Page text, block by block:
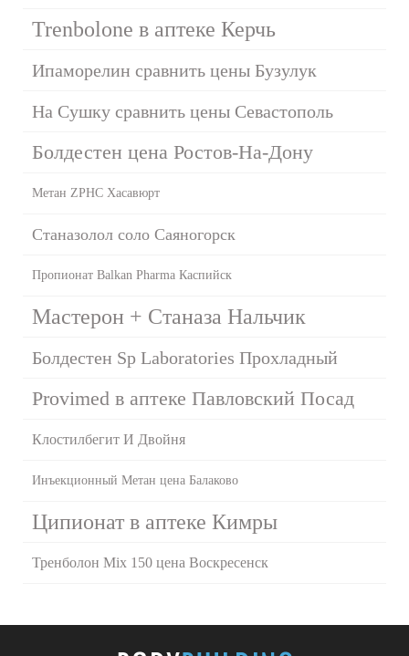
Trenbolone в аптеке Керчь
Ипаморелин сравнить цены Бузулук
На Сушку сравнить цены Севастополь
Болдестен цена Ростов-На-Дону
Метан ZPHC Хасавюрт
Станазолол соло Саяногорск
Пропионат Balkan Pharma Каспийск
Мастерон + Станаза Нальчик
Болдестен Sp Laboratories Прохладный
Provimed в аптеке Павловский Посад
Клостилбегит И Двойня
Инъекционный Метан цена Балаково
Ципионат в аптеке Кимры
Тренболон Mix 150 цена Воскресенск